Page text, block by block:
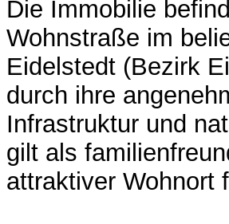
Die Immobilie
Wohnstraße im
Eidelstedt (Bezirk
durch ihre
Infrastruktur und
gilt als
attraktiver Wohnort